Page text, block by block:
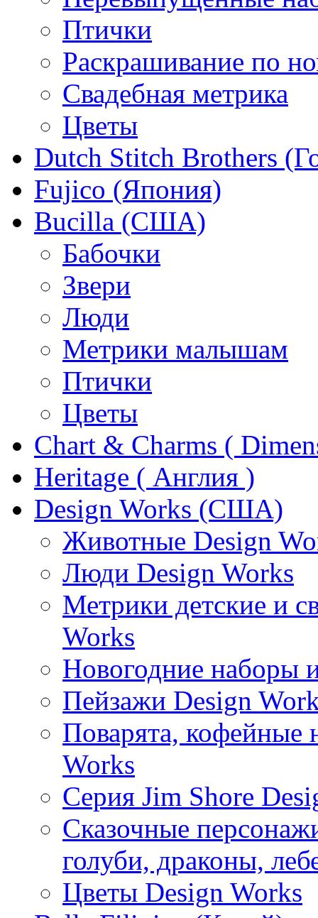
Птички
Раскрашивание по
Свадебная метрика
Цветы
Dutch Stitch Brothers
Fujico (Япония)
Bucilla (США)
Бабочки
Звери
Люди
Метрики малышам
Птички
Цветы
Chart & Charms (
Heritage ( Англия )
Design Works (США)
Животные Design
Люди Design Works
Метрики детские и
Works
Новогодние наборы
Пейзажи Design
Поварята, кофейные
Works
Серия Jim Shore
Сказочные
голуби, драконы,
Цветы Design Works